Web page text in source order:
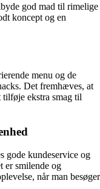
god mad til rimelige
koncept og en
menu og de
Det fremhæves, at
tilføje ekstra smag til
gode kundeservice og
er smilende og
når man besøger